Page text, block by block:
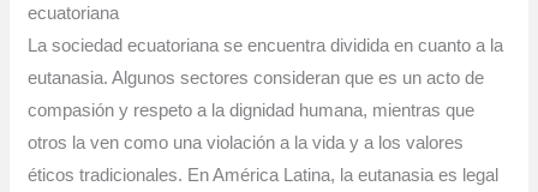
ecuatoriana
La sociedad ecuatoriana se encuentra dividida en cuanto a la
eutanasia. Algunos sectores consideran que es un acto de
compasión y respeto a la dignidad humana, mientras que
otros la ven como una violación a la vida y a los valores
éticos tradicionales. En América Latina, la eutanasia es legal